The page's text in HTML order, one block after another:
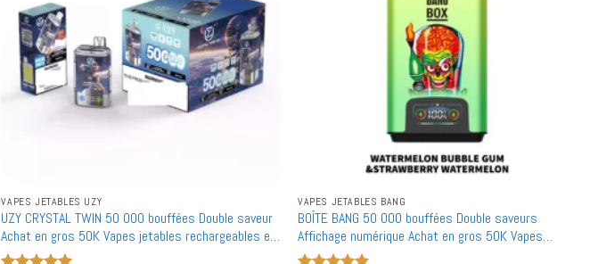
VAPES JETABLES UZY
UZY CRYSTAL TWIN 50 000 bouffées Double saveur
Achat en gros 50K Vapes jetables rechargeables en
gros
VAPES JETABLES BANG
BOÎTE BANG 50 000 bouffées Double saveurs
Affichage numérique Achat en gros 50K Vapes
jetables rechargeables en vente en gros